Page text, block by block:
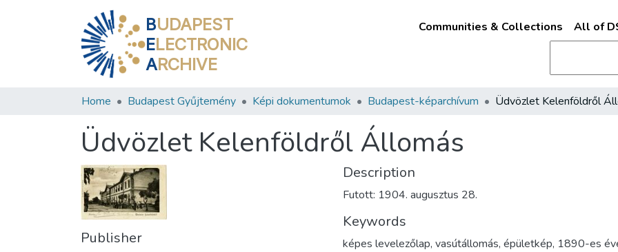
BUDAPEST
ELECTRONIC
ARCHIVE
Communities & Collections All of
Home Budapest Gyűjtemény Képi dokumentumok Budapest-képarchívum
Üdvözlet Kelenföldről Állomás
Publisher
Description
Futott: 1904. augusztus 28.
Keywords
képes levelezőlap, vasútállomás, épületkép, 1890-es